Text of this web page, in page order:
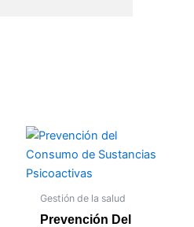
Gestión de la salud
Prevención Del